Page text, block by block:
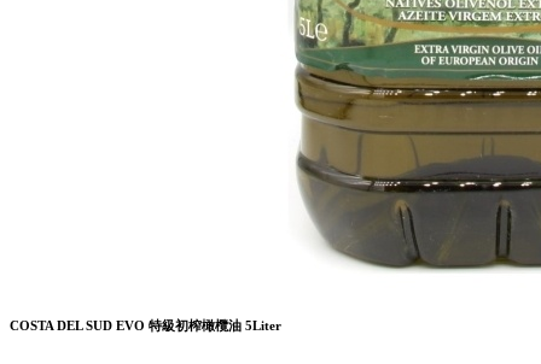
COSTA DEL SUD EVO 特級初榨橄欖油 5Liter